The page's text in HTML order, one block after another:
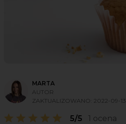
MARTA
AUTOR
ZAKTUALIZOWANO: 2022-09-13
5/5 1 ocena